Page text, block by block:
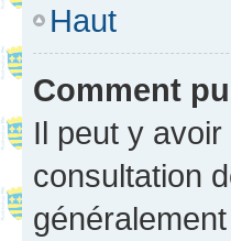
Haut
Comment
Il peut y
consultation